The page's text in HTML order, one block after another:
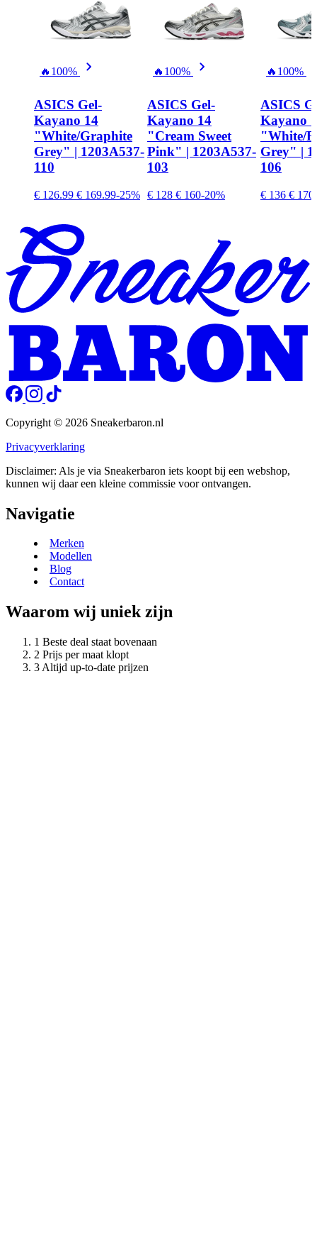
🔥 100%
ASICS Gel-
Kayano 14
"White/Graphite
Grey" | 1203A537-
110
€ 126.99 € 169.99-25%
🔥 100%
ASICS Gel-
Kayano 14
"Cream Sweet
Pink" | 1203A537-
103
€ 128 € 160-20%
🔥 100%
ASICS
Kayano
"White/
Grey" |
106
€ 136 € 170
Copyright © 2026 Sneakerbaron.nl
Privacyverklaring
Disclaimer: Als je via Sneakerbaron iets koopt bij een webshop,
kunnen wij daar een kleine commissie voor ontvangen.
Navigatie
Merken
Modellen
Blog
Contact
Waarom wij uniek zijn
Beste deal staat bovenaan
Prijs per maat klopt
Altijd up-to-date prijzen